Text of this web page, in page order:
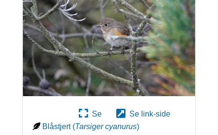
Se
Se link-side
Blåstjert (Tarsiger cyanurus)